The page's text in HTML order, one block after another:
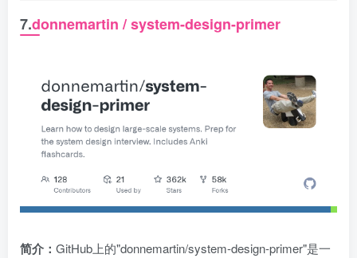
7.donnemartin / system-design-primer
简介： GitHub上的"donnemartin/system-design-primer"是一